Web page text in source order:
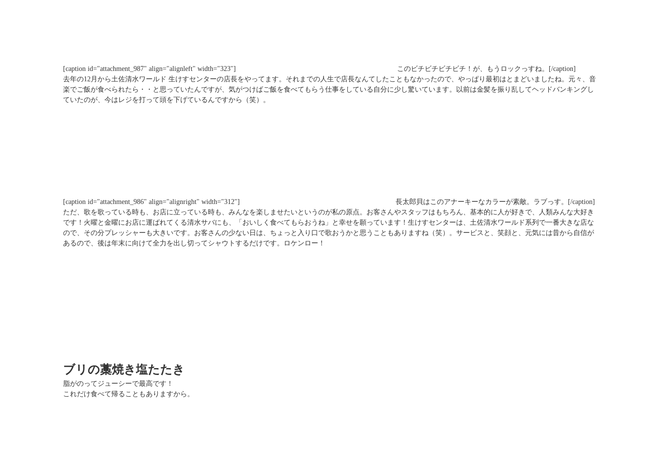
[caption id="attachment_987" align="alignleft" width="323"]
このビチビチビチビチ！が、もうロックっすね。[/caption]
去年の12月から土佐清水ワールド 生けすセンターの店長をやってます。それまでの人生で店長なんてしたこともなかったので、やっぱり最初はとまどいましたね。元々、音
楽でご飯が食べられたら・・と思っていたんですが、気がつけばご飯を食べてもらう仕事をしている自分に少し驚いています。以前は金髪を振り乱してヘッドバンキングし
ていたのが、今はレジを打って頭を下げているんですから（笑）。
[caption id="attachment_986" align="alignright" width="312"]
長太郎貝はこのアナーキーなカラーが素敵。ラブっす。[/caption]
ただ、歌を歌っている時も、お店に立っている時も、みんなを楽しませたいというのが私の原点。お客さんやスタッフはもちろん、基本的に人が好きで、人類みんな大好き
です！火曜と金曜にお店に運ばれてくる清水サバにも、「おいしく食べてもらおうね」と幸せを願っています！生けすセンターは、土佐清水ワールド系列で一番大きな店な
ので、その分プレッシャーも大きいです。お客さんの少ない日は、ちょっと入り口で歌おうかと思うこともありますね（笑）。サービスと、笑顔と、元気には昔から自信が
あるので、後は年末に向けて全力を出し切ってシャウトするだけです。ロケンロー！
ブリの藁焼き塩たたき
脂がのってジューシーで最高です！
これだけ食べて帰ることもありますから。